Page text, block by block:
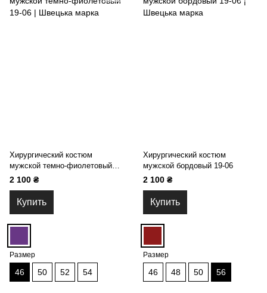
Хирургический костюм
мужской темно-фиолетовый
19-06
2 100 ₴
Купить
Размер
46 50 52 54
Хирургический костюм
мужской бордовый 19-06
2 100 ₴
Купить
Размер
46 48 50 56